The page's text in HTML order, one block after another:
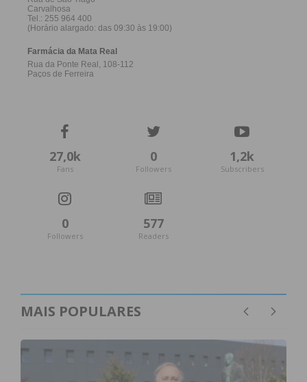
27,0k
Fans
0
Followers
1,2k
Subscribers
0
Followers
577
Readers
MAIS POPULARES